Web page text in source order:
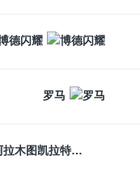
德闪耀
罗马
阿拉木图凯拉特